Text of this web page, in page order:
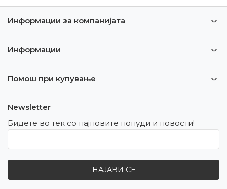
Информации за компанијата
Информации
Помош при купување
Newsletter
Бидете во тек со најновите понуди и новости!
НАЈАВИ СЕ